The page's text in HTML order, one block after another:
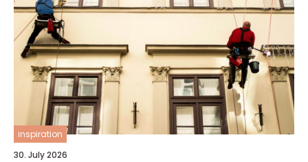
inspiration
30. July 2026